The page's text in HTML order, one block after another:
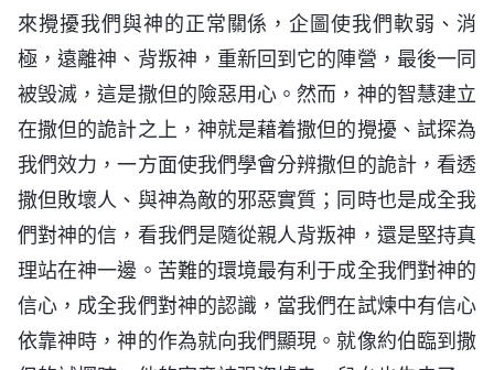
來攪擾我們與神的正常關係，企圖使我們軟弱、消
極，遠離神、背叛神，重新回到它的陣營，最後一同
被毁滅，這是撒但的險惡用心。然而，神的智慧建立
在撒但的詭計之上，神就是藉着撒但的攪擾、試探為
我們效力，一方面使我們學會分辨撒但的詭計，看透
撒但敗壞人、與神為敵的邪惡實質；同時也是成全我
們對神的信，看我們是隨從親人背叛神，還是堅持真
理站在神一邊。苦難的環境最有利于成全我們對神的
信心，成全我們對神的認識，當我們在試煉中有信心
依靠神時，神的作為就向我們顯現。就像約伯臨到撒